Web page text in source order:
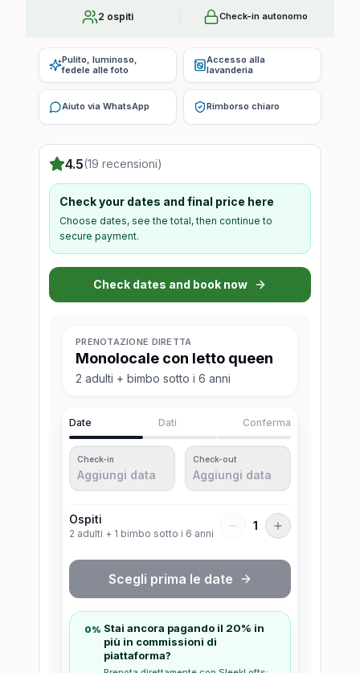
2 ospiti
Check-in autonomo
Pulito, luminoso,
fedele alle foto
Accesso alla
lavanderia
Aiuto via WhatsApp Rimborso chiaro
4.5(19 recensioni)
Check your dates and final price here
Choose dates, see the total, then continue to
secure payment.
Check dates and book now